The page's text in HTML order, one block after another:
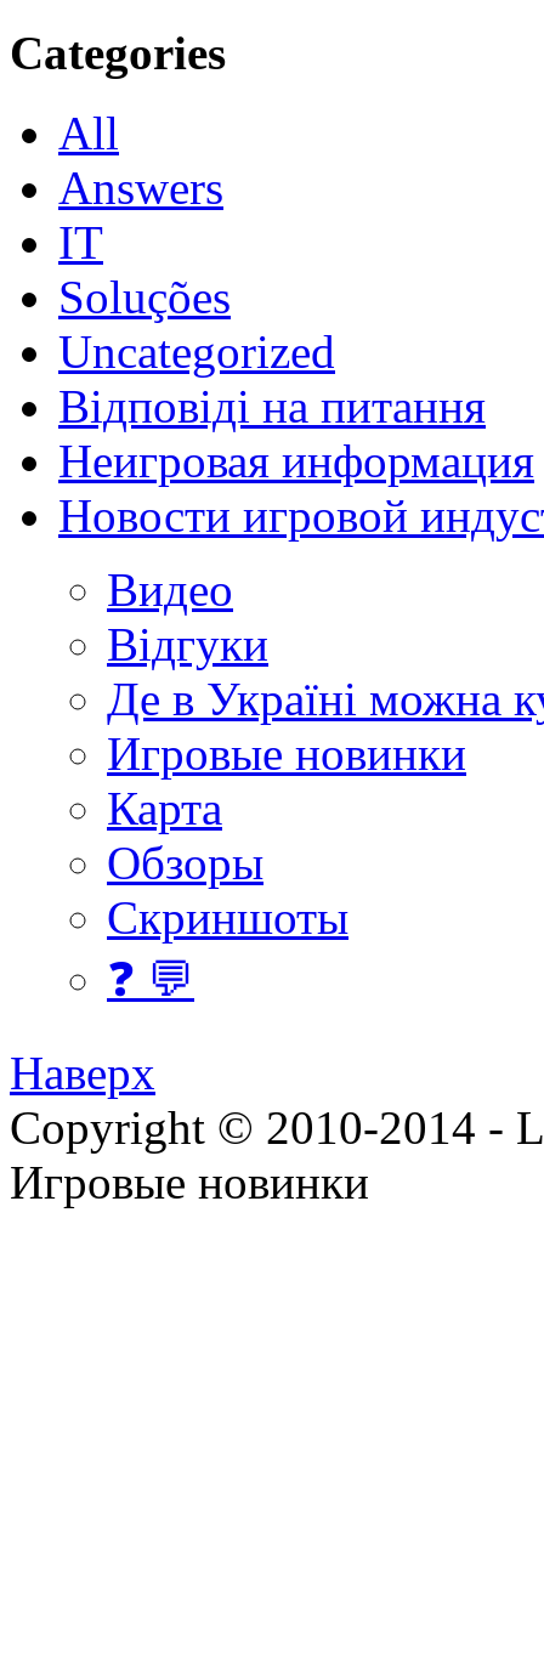
Categories
All
Answers
IT
Soluções
Uncategorized
Відповіді на питання
Неигровая информация
Новости игровой
Видео
Відгуки
Де в Україні можна
Игровые новинки
Карта
Обзоры
Скриншоты
❓ 💬
Наверх
Copyright © 2010-2014 -
Игровые новинки